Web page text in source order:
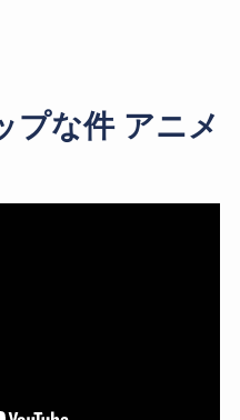
プな件 アニメ